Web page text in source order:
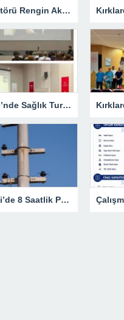
KLÜ Rektörü Rengin Ak, COP31 Akademi Lansmanına Katıldı
Kırklareli’nde Sağlık Turizmi Masaya Yatırıldı
Babaeski’de 8 Saatlik Planlı Elektrik Kesintisi